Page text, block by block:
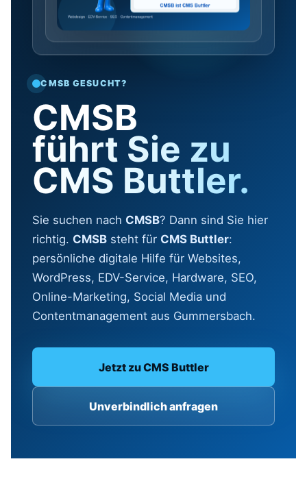
CMSB GESUCHT?
CMSB
führt Sie zu
CMS Buttler.
Sie suchen nach CMSB? Dann sind Sie hier
richtig. CMSB steht für CMS Buttler:
persönliche digitale Hilfe für Websites,
WordPress, EDV-Service, Hardware, SEO,
Online-Marketing, Social Media und
Contentmanagement aus Gummersbach.
Jetzt zu CMS Buttler
Unverbindlich anfragen